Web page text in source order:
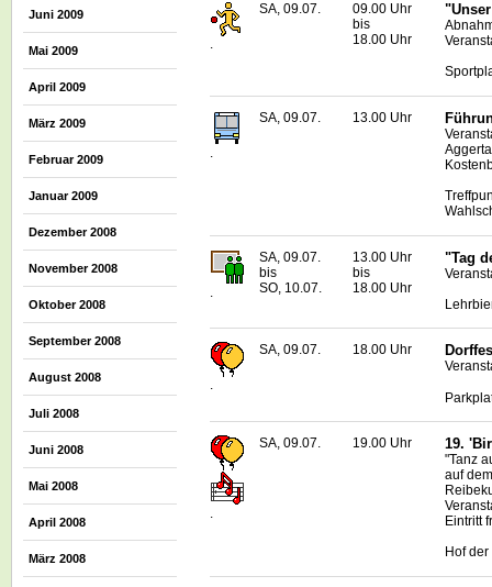
Juni 2009
Mai 2009
April 2009
März 2009
Februar 2009
Januar 2009
Dezember 2008
November 2008
Oktober 2008
September 2008
August 2008
Juli 2008
Juni 2008
Mai 2008
April 2008
März 2008
.
SA, 09.07.
09.00 Uhr
bis
18.00 Uhr
SA, 09.07. 13.00 Uhr
SA, 09.07.
bis
SO, 10.07.
13.00 Uhr
bis
18.00 Uhr
"Tag
.
SA, 09.07. 18.00 Uhr
.
SA, 09.07. 19.00 Uhr 19.
"Tanz
auf
Eintritt
Hof